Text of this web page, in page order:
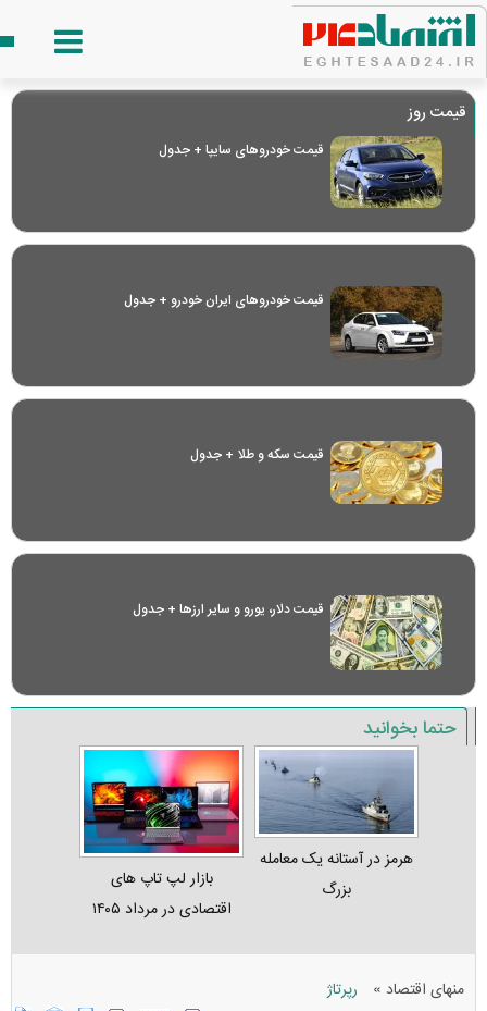
قیمت روز
قیمت خودرو‌های سایپا + جدول
قیمت خودرو‌های ایران خودرو + جدول
قیمت سکه و طلا + جدول
قیمت دلار، یورو و سایر ارز‌ها + جدول
حتما بخوانید
هرمز در آستانه یک معامله
بزرگ
بازار لپ‌ تاپ‌ های
اقتصادی در مرداد ۱۴۰۵
منهای اقتصاد » رپرتاژ